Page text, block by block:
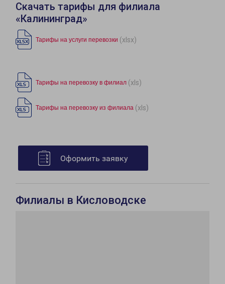
Скачать тарифы для филиала
«Калининград»
Тарифы на услуги перевозки (xlsx)
Тарифы на перевозку в филиал (xls)
Тарифы на перевозку из филиала (xls)
Оформить заявку
Филиалы в Кисловодске